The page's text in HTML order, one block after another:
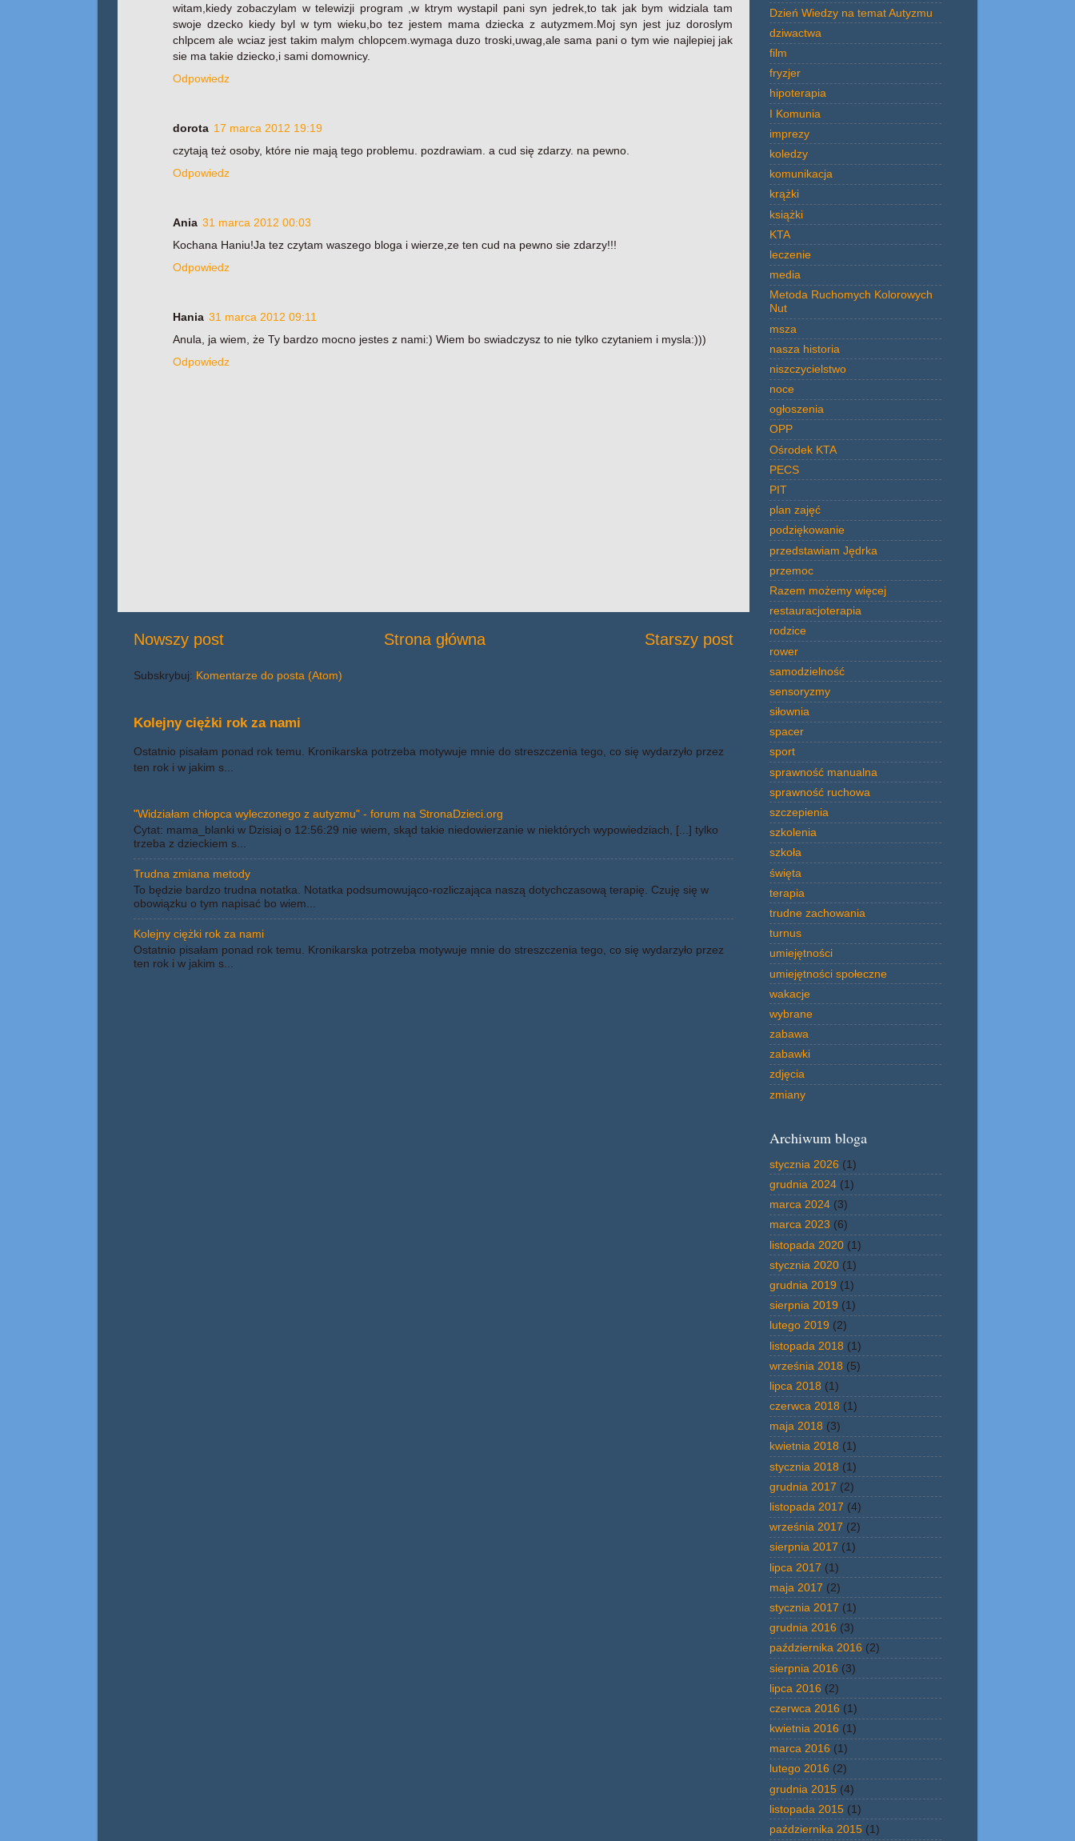
witam,kiedy zobaczylam w telewizji program ,w ktrym wystapil pani syn jedrek,to tak jak bym widziala tam
swoje dzecko kiedy byl w tym wieku,bo tez jestem mama dziecka z autyzmem.Moj syn jest juz doroslym
chlpcem ale wciaz jest takim malym chlopcem.wymaga duzo troski,uwag,ale sama pani o tym wie najlepiej jak
sie ma takie dziecko,i sami domownicy.
Odpowiedz
dorota 17 marca 2012 19:19
czytają też osoby, które nie mają tego problemu. pozdrawiam. a cud się zdarzy. na pewno.
Odpowiedz
Ania 31 marca 2012 00:03
Kochana Haniu!Ja tez czytam waszego bloga i wierze,ze ten cud na pewno sie zdarzy!!!
Odpowiedz
Hania 31 marca 2012 09:11
Anula, ja wiem, że Ty bardzo mocno jestes z nami:) Wiem bo swiadczysz to nie tylko czytaniem i mysla:)))
Odpowiedz
Nowszy post Starszy post
Strona główna
Subskrybuj: Komentarze do posta (Atom)
Kolejny ciężki rok za nami
Ostatnio pisałam ponad rok temu. Kronikarska potrzeba motywuje mnie do streszczenia tego, co się wydarzyło przez
ten rok i w jakim s...
"Widziałam chłopca wyleczonego z autyzmu" - forum na StronaDzieci.org
Cytat: mama_blanki w Dzisiaj o 12:56:29 nie wiem, skąd takie niedowierzanie w niektórych wypowiedziach, [...] tylko
trzeba z dzieckiem s...
Trudna zmiana metody
To będzie bardzo trudna notatka. Notatka podsumowująco-rozliczająca naszą dotychczasową terapię. Czuję się w
obowiązku o tym napisać bo wiem...
Kolejny ciężki rok za nami
Ostatnio pisałam ponad rok temu. Kronikarska potrzeba motywuje mnie do streszczenia tego, co się wydarzyło przez
ten rok i w jakim s...
Dzień Wiedzy na temat Autyzmu
dziwactwa
film
fryzjer
hipoterapia
I Komunia
imprezy
koledzy
komunikacja
krążki
książki
KTA
leczenie
media
Metoda Ruchomych Kolorowych
Nut
msza
nasza historia
niszczycielstwo
noce
ogłoszenia
OPP
Ośrodek KTA
PECS
PIT
plan zajęć
podziękowanie
przedstawiam Jędrka
przemoc
Razem możemy więcej
restauracjoterapia
rodzice
rower
samodzielność
sensoryzmy
siłownia
spacer
sport
sprawność manualna
sprawność ruchowa
szczepienia
szkolenia
szkoła
święta
terapia
trudne zachowania
turnus
umiejętności
umiejętności społeczne
wakacje
wybrane
zabawa
zabawki
zdjęcia
zmiany
Archiwum bloga
stycznia 2026 (1)
grudnia 2024 (1)
marca 2024 (3)
marca 2023 (6)
listopada 2020 (1)
stycznia 2020 (1)
grudnia 2019 (1)
sierpnia 2019 (1)
lutego 2019 (2)
listopada 2018 (1)
września 2018 (5)
lipca 2018 (1)
czerwca 2018 (1)
maja 2018 (3)
kwietnia 2018 (1)
stycznia 2018 (1)
grudnia 2017 (2)
listopada 2017 (4)
września 2017 (2)
sierpnia 2017 (1)
lipca 2017 (1)
maja 2017 (2)
stycznia 2017 (1)
grudnia 2016 (3)
października 2016 (2)
sierpnia 2016 (3)
lipca 2016 (2)
czerwca 2016 (1)
kwietnia 2016 (1)
marca 2016 (1)
lutego 2016 (2)
grudnia 2015 (4)
listopada 2015 (1)
października 2015 (1)